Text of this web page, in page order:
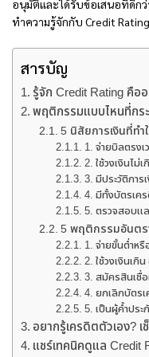
อนุมัติและได้รับข้อเสนอที่ดีก
ทำความรู้จักกับ Credit
สารบัญ
รู้จัก Credit Rating คือ
พฤติกรรมแบบไหนที่กร
5 นิสัยการเงินที่ทำ
1. จ่ายบิลตรง
2. ใช้วงเงินไม่
3. มีประวัติการ
4. มีทั้งบัตรเค
5. ตรวจสอบแ
5 พฤติกรรมอันตร
1. จ่ายขั้นต่ำห
2. ใช้วงเงินเกิ
3. สมัครสินเชื่อ
4. ยกเลิกบัตร
5. เป็นผู้ค้ำประ
อยากรู้เครดิตตัวเอง?
แชร์เทคนิคดูแล Credit